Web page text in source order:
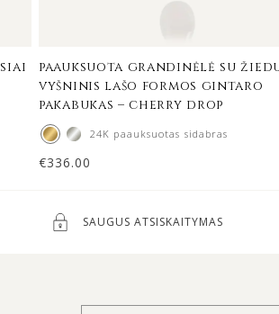
paauksuota grandinėlė su
vyšninis lašo formos gintaro
pakabukas – cherry drop
24K paauksuotas sidabras
€336.00
SAUGUS ATSISKAITYMAS